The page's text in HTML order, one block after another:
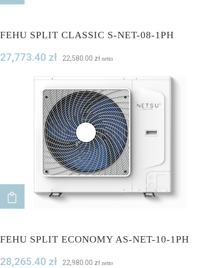
FEHU SPLIT CLASSIC S-NET-08-1PH
27,773.40 zł 22,580.00 zł netto
ADD TO CART
FEHU SPLIT ECONOMY AS-NET-10-1PH
28,265.40 zł 22,980.00 zł netto